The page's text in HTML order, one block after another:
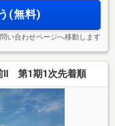
(無料)
い合わせページへ移動します
II 第1期1次先着順